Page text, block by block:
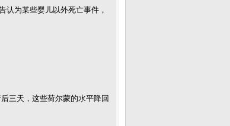
认为某些婴儿以外死亡事件，
三天，这些荷尔蒙的水平降回